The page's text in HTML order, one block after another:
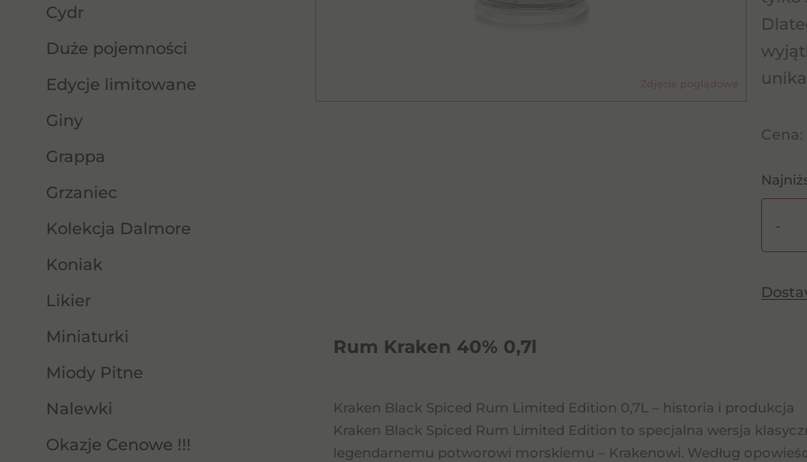
Cydr
Duże pojemności
Edycje limitowane
Giny
Grappa
Grzaniec
Kolekcja Dalmore
Koniak
Likier
Miniaturki
Miody Pitne
Nalewki
Okazje Cenowe !!!
Cena:
Rum
40%
-
Rum Kraken 40% 0,7l
Kraken Black Spiced Rum Limited Edition 0,7L – historia i produkcja
Kraken Black Spiced Rum Limited Edition to specjalna wersja
legendarnemu potworowi morskiemu – Krakenowi. Według